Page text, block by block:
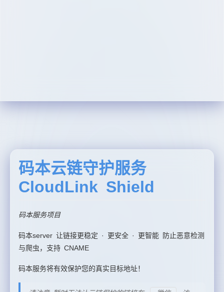
码本云链守护服务
CloudLink Shield
码本服务项目
码本server 让链接更稳定 · 更安全 · 更智能 防止恶意检测
与爬虫，支持 CNAME
码本服务将有效保护您的真实目标地址！